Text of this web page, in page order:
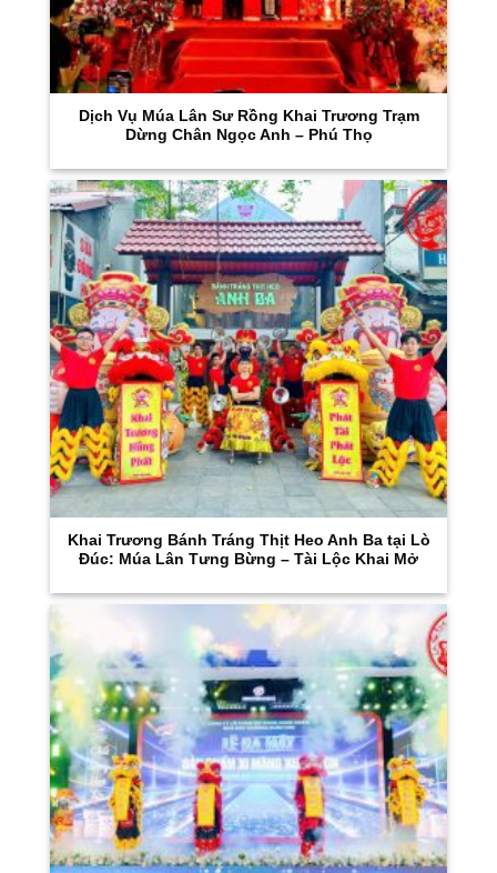
Dịch Vụ Múa Lân Sư Rồng Khai Trương Trạm
Dừng Chân Ngọc Anh – Phú Thọ
Khai Trương Bánh Tráng Thịt Heo Anh Ba tại Lò
Đúc: Múa Lân Tưng Bừng – Tài Lộc Khai Mở